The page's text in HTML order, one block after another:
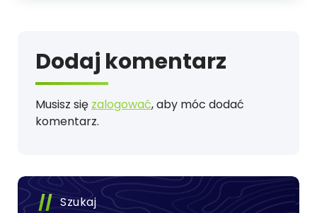
Dodaj komentarz
Musisz się zalogować, aby móc dodać
komentarz.
Szukaj